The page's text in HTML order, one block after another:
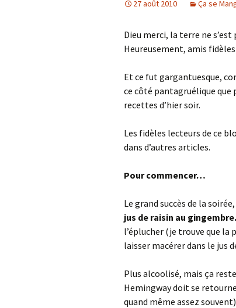
27 août 2010 Ça se
Dieu merci, la terre ne
Heureusement, amis
Et ce fut gargantuesque,
ce côté pantagruélique que
recettes d’hier soir.
Les fidèles lecteurs de ce
dans d’autres articles.
Pour commencer…
Le grand succès de la
jus de raisin au gingembre.
l’éplucher (je trouve que la
laisser macérer dans le jus
Plus alcoolisé, mais ça
Hemingway doit se
quand même assez